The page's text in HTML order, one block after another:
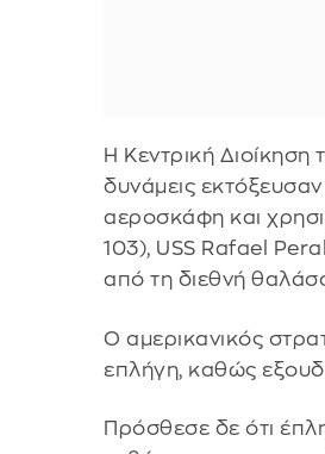
Η Κεντρική
δυνάμεις
αεροσκάφη και
103), USS Rafael
από τη διεθνή
Ο αμερικανικός
επλήγη, καθώς
Πρόσθεσε δε ότι